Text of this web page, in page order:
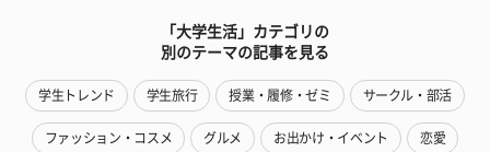
「大学生活」カテゴリの
別のテーマの記事を見る
学生トレンド 学生旅行 授業・履修・ゼミ サークル・部活
ファッション・コスメ グルメ お出かけ・イベント 恋愛